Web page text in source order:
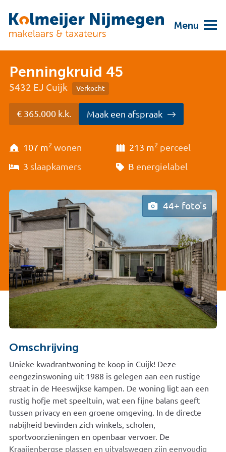
Menu
Penningkruid 45
5432 EJ Cuijk Verkocht
€ 365.000 k.k. Maak een afspraak
107 m2 wonen 213 m2 perceel
3 slaapkamers B energielabel
44+ foto's
Omschrijving
Unieke kwadrantwoning te koop in Cuijk! Deze
eengezinswoning uit 1988 is gelegen aan een rustige
straat in de Heeswijkse kampen. De woning ligt aan een
rustig hofje met speeltuin, wat een fijne balans geeft
tussen privacy en een groene omgeving. In de directe
nabijheid bevinden zich winkels, scholen,
sportvoorzieningen en openbaar vervoer. De
Kraaijenbergse plassen en uitvalswegen zijn eenvoudig